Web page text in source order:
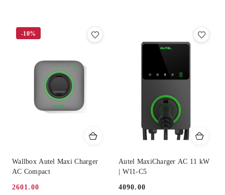
Wallbox Autel Maxi Charger
AC Compact
2601.00
-10%
Autel MaxiCharger AC 11 kW
| W11-C5
4090.00